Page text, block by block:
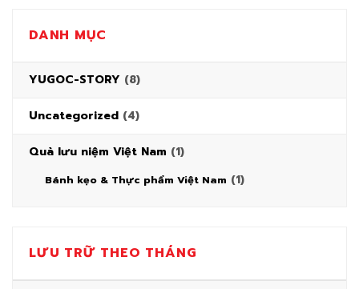
DANH MỤC
YUGOC-STORY (8)
Uncategorized (4)
Quà lưu niệm Việt Nam (1)
Bánh kẹo & Thực phẩm Việt Nam (1)
LƯU TRỮ THEO THÁNG